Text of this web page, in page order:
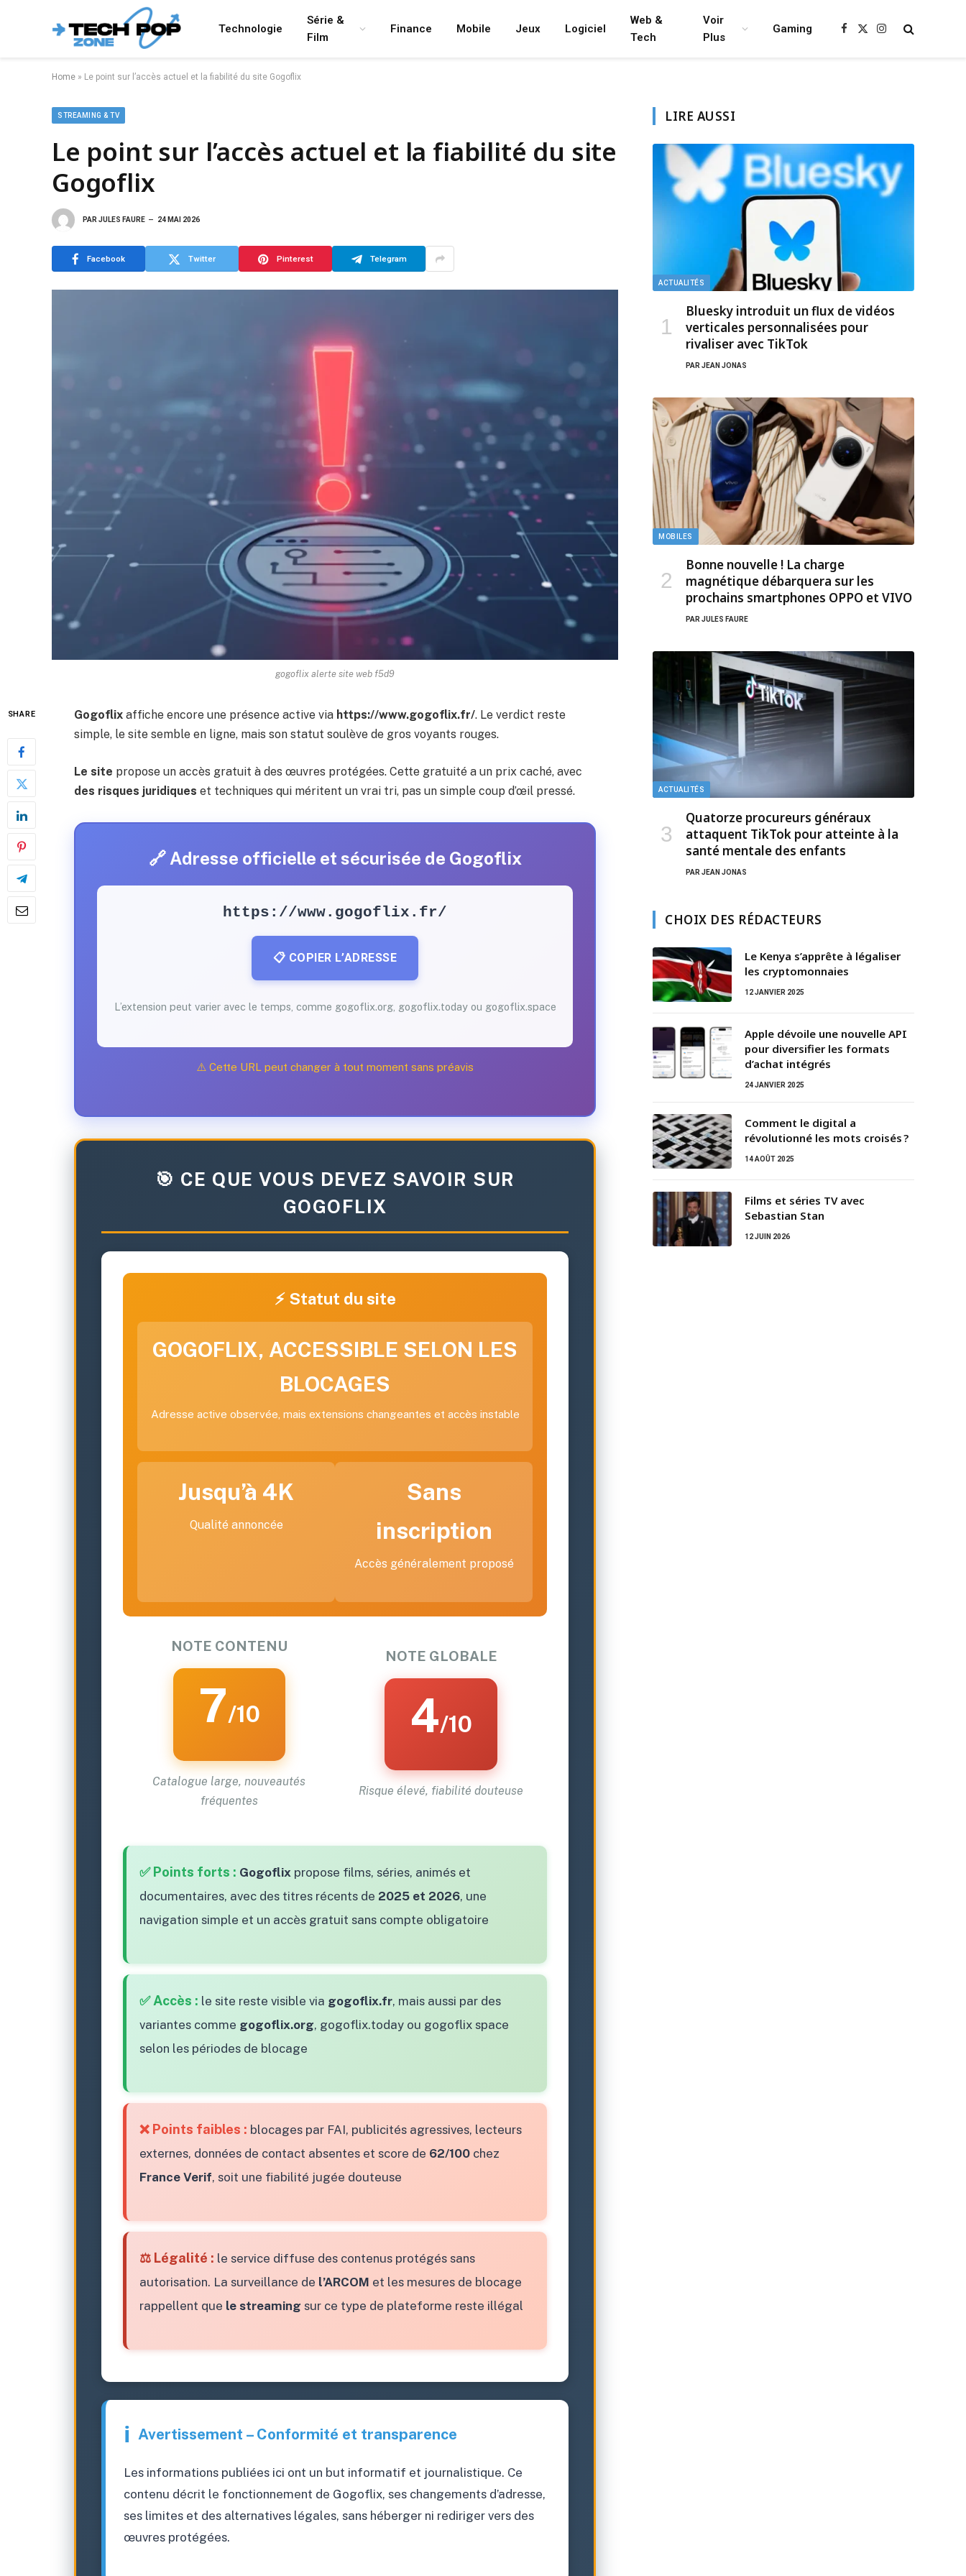
Technologie
Série &
Film
Finance Mobile Jeux Logiciel
Web &
Tech
Voir
Plus
Gaming Facebook
X
Instagram
Home » Le point sur l’accès actuel et la fiabilité du site Gogoflix
STREAMING & TV
Le point sur l’accès actuel et la fiabilité du site
Gogoflix
PAR JULES FAURE 24 MAI 2026
Facebook Twitter Pinterest Telegram
gogoflix alerte site web f5d9
SHARE Gogoflix affiche encore une présence active via https://www.gogoflix.fr/. Le verdict reste
simple, le site semble en ligne, mais son statut soulève de gros voyants rouges.
Le site propose un accès gratuit à des œuvres protégées. Cette gratuité a un prix caché, avec
des risques juridiques et techniques qui méritent un vrai tri, pas un simple coup d’œil pressé.
🔗 Adresse officielle et sécurisée de Gogoflix
https://www.gogoflix.fr/
📋 COPIER L’ADRESSE
L’extension peut varier avec le temps, comme gogoflix.org, gogoflix.today ou gogoflix.space
⚠️ Cette URL peut changer à tout moment sans préavis
🎯 CE QUE VOUS DEVEZ SAVOIR SUR
GOGOFLIX
⚡ Statut du site
GOGOFLIX, ACCESSIBLE SELON LES
BLOCAGES
Adresse active observée, mais extensions changeantes et accès instable
Jusqu’à 4K
Qualité annoncée
Sans
inscription
Accès généralement proposé
NOTE CONTENU
7/10
Catalogue large, nouveautés
fréquentes
NOTE GLOBALE
4/10
Risque élevé, fiabilité douteuse
✅ Points forts : Gogoflix propose films, séries, animés et
documentaires, avec des titres récents de 2025 et 2026, une
navigation simple et un accès gratuit sans compte obligatoire
✅ Accès : le site reste visible via gogoflix.fr, mais aussi par des
variantes comme gogoflix.org, gogoflix.today ou gogoflix space
selon les périodes de blocage
❌ Points faibles : blocages par FAI, publicités agressives, lecteurs
externes, données de contact absentes et score de 62/100 chez
France Verif, soit une fiabilité jugée douteuse
⚖️ Légalité : le service diffuse des contenus protégés sans
autorisation. La surveillance de l’ARCOM et les mesures de blocage
rappellent que le streaming sur ce type de plateforme reste illégal
ℹ️ Avertissement – Conformité et transparence
Les informations publiées ici ont un but informatif et journalistique. Ce
contenu décrit le fonctionnement de Gogoflix, ses changements d’adresse,
ses limites et des alternatives légales, sans héberger ni rediriger vers des
œuvres protégées.
LIRE AUSSI
ACTUALITÉS
Bluesky introduit un flux de vidéos
verticales personnalisées pour
rivaliser avec TikTok
PAR JEAN JONAS
MOBILES
Bonne nouvelle ! La charge
magnétique débarquera sur les
prochains smartphones OPPO et VIVO
PAR JULES FAURE
ACTUALITÉS
Quatorze procureurs généraux
attaquent TikTok pour atteinte à la
santé mentale des enfants
PARJEAN JONAS
CHOIX DES RÉDACTEURS
Le Kenya s’apprête à légaliser
les cryptomonnaies
12 JANVIER 2025
Apple dévoile une nouvelle API
pour diversifier les formats
d’achat intégrés
24 JANVIER 2025
Comment le digital a
révolutionné les mots croisés ?
14 AOÛT 2025
Films et séries TV avec
Sebastian Stan
12 JUIN 2026